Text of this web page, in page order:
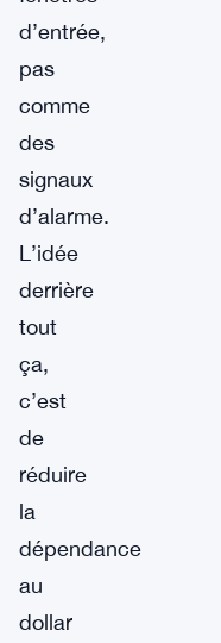
d’entrée,
pas
comme
des
signaux
d’alarme.
L’idée
derrière
tout
ça,
c’est
de
réduire
la
dépendance
au
dollar